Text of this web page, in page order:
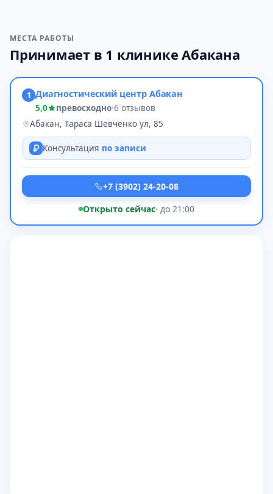
МЕСТА РАБОТЫ
Принимает в 1 клинике Абакана
1 Диагностический центр Абакан
5,0 превосходно·6 отзывов
Абакан, Тараса Шевченко ул, 85
Консультация по записи
+7 (3902) 24-20-08
Открыто сейчас· до 21:00